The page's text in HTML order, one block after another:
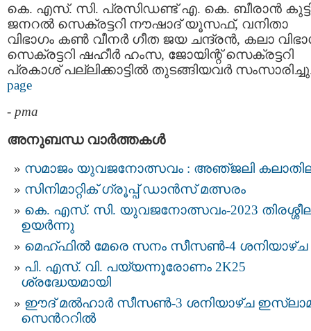
കെ. എസ്. സി. പ്രസിഡണ്ട് എ. കെ. ബീരാന്‍
ജനറല്‍ സെക്രട്ടറി നൗഷാദ് യൂസഫ്, വനിതാ
വിഭാഗം കണ്‍ വീനര്‍ ഗീത ജയ ചന്ദ്രന്‍, കലാ
സെക്രട്ടറി ഷഹീര്‍ ഹംസ, ജോയിന്റ് സെക്രട്ടറി
പ്രകാശ് പല്ലിക്കാട്ടില്‍ തുടങ്ങിയവർ
page
- pma
അനുബന്ധ വാര്‍ത്തകള്‍
സമാജം യുവജനോത്സവം : അഞ്‌ജലി
സിനിമാറ്റിക് ഗ്രൂപ്പ് ഡാൻസ് മത്സരം
കെ. എസ്. സി. യുവജനോത്സവം-2023
ഉയർന്നു
മെഹ്ഫിൽ മേരെ സനം സീസൺ-4 ശനിയാഴ്ച
പി. എസ്. വി. പയ്യന്നൂരോണം 2K25
ശ്രദ്ധേയമായി
ഈദ് മൽഹാർ സീസൺ-3 ശനിയാഴ്ച
സെൻററിൽ